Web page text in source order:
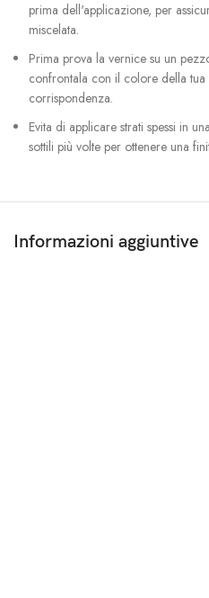
prima dell'applicazione, per
miscelata.
Prima prova la vernice su un
confrontala con il colore della
corrispondenza.
Evita di applicare strati spessi in
sottili più volte per ottenere una
Informazioni aggiuntive